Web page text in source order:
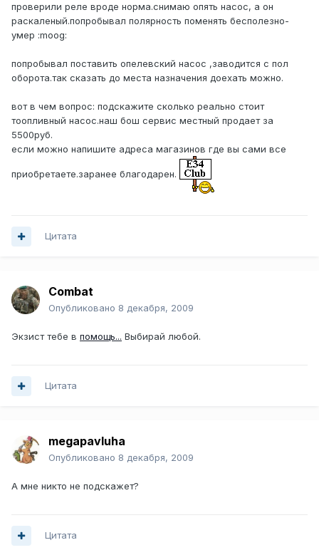
проверили реле вроде норма.снимаю опять насос, а он
раскаленый.попробывал полярность поменять бесполезно-
умер :moog:
попробывал поставить опелевский насос ,заводится с пол
оборота.так сказать до места назначения доехать можно.
вот в чем вопрос: подскажите сколько реально стоит
тоопливный насос.наш бош сервис местный продает за
5500руб.
если можно напишите адреса магазинов где вы сами все
приобретаете.заранее благодарен.
Цитата
Combat
Опубликовано 8 декабря, 2009
Экзист тебе в помощь... Выбирай любой.
Цитата
megapavluha
Опубликовано 8 декабря, 2009
А мне никто не подскажет?
Цитата